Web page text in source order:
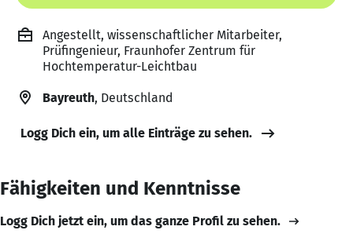
Angestellt, wissenschaftlicher Mitarbeiter,
Prüfingenieur, Fraunhofer Zentrum für
Hochtemperatur-Leichtbau
Bayreuth, Deutschland
Logg Dich ein, um alle Einträge zu sehen.
Fähigkeiten und Kenntnisse
Logg Dich jetzt ein, um das ganze Profil zu sehen.